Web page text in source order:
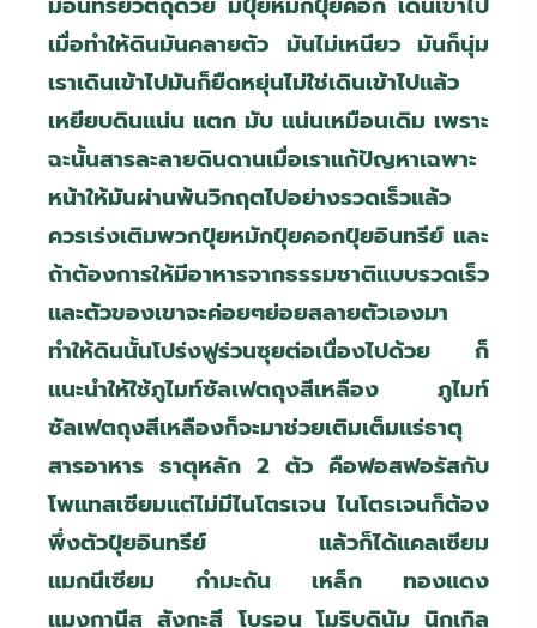
เมื่อทำให้ดินมันคลายตัว มันไม่เหนียว มันก็นุ่ม
เราเดินเข้าไปมันก็ยืดหยุ่นไม่ใช่เดินเข้าไปแล้ว
เหยียบดินแน่น แตก มับ แน่นเหมือนเดิม เพราะ
ฉะนั้นสารละลายดินดานเมื่อเราแก้ปัญหาเฉพาะ
หน้าให้มันผ่านพ้นวิกฤตไปอย่างรวดเร็วแล้ว
ควรเร่งเติมพวกปุ๋ยหมักปุ๋ยคอกปุ๋ยอินทรีย์ และ
ถ้าต้องการให้มีอาหารจากธรรมชาติแบบรวดเร็ว
และตัวของเขาจะค่อยๆย่อยสลายตัวเองมา
ทำให้ดินนั้นโปร่งฟูร่วนซุยต่อเนื่องไปด้วย ก็
แนะนำให้ใช้ภูไมท์ซัลเฟตถุงสีเหลือง ภูไมท์
ซัลเฟตถุงสีเหลืองก็จะมาช่วยเติมเต็มแร่ธาตุ
สารอาหาร ธาตุหลัก 2 ตัว คือฟอสฟอรัสกับ
โพแทสเซียมแต่ไม่มีไนโตรเจน ไนโตรเจนก็ต้อง
พึ่งตัวปุ๋ยอินทรีย์ แล้วก็ได้แคลเซียม
แมกนีเซียม กำมะถัน เหล็ก ทองแดง
แมงกานีส สังกะสี โบรอน โมริบดินัม นิกเกิล